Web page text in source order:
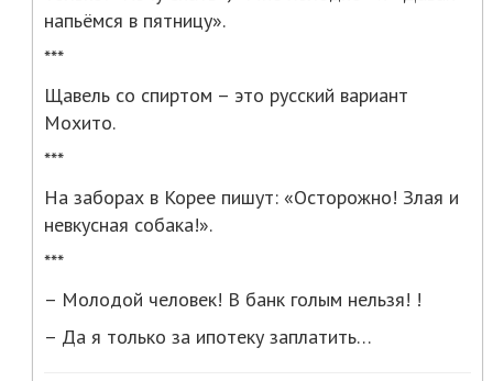
напьёмся в пятницу».
***
Щавель со спиртом – это русский вариант
Мохито.
***
На заборах в Корее пишут: «Осторожно! Злая и
невкусная собака!».
***
– Молодой человек! В банк голым нельзя! !
– Да я только за ипотеку заплатить…